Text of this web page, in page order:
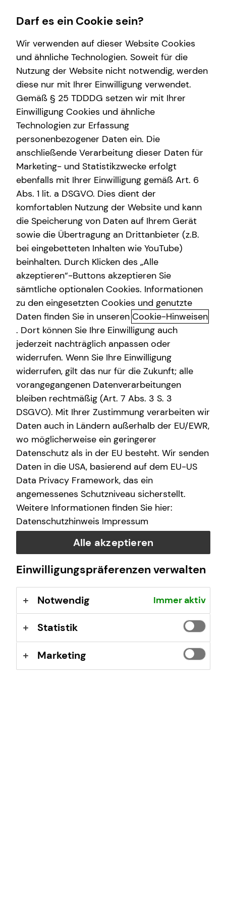
Wissenswertes
Über tecis
Podcast
teamzukunft
Finanzberatung
Videoberatung
Spezialisten-Netzwerk
Private Krankenvorsorge
Immobilienfinanzierung
Betriebliche Altersvorsorge
Investment
Kapitalanlage Immobilien
Altersvorsorge
Gewerbliche Versicherungen
Arbeitskraftabsicherung
Kindervorsorge
Sach- und Vermögenssicherung
Expat
Service
Kundenportal
Schadenabwicklung
Schnelle und einfache Hilfe im
Schadensfall
Schließlich ist etwas passiert. Und als nächstes kommt
der „Nerv“ mit der Versicherung. Doch mit unserem neuen
und erfahrenen Schadensmanagement läuft es jetzt
anders.
Einen digitalen Service, der dir täglich rund um die
Uhr zur Verfügung steht
Eine schnelle und unkomplizierte Hilfe.
Unsere zuverlässige Unterstützung – von der
Schadensaufnahme bis zum Schadensabschluss.
Und das alles nur noch über eine Nummer und eine
Adresse: Wir kümmern uns um alles Weitere. Damit wird
die Schadensabwicklung für dich so einfach wie noch nie.
Im Schadensfall rund um die Uhr für dich da:
*kostenpflichtig je nach Telefonanbieter
Darf es ein Cookie sein?
Wir verwenden auf dieser Website Cookies
und ähnliche Technologien. Soweit für die
Nutzung der Website nicht notwendig, werden
diese nur mit Ihrer Einwilligung verwendet.
Gemäß § 25 TDDDG setzen wir mit Ihrer
Einwilligung Cookies und ähnliche
Technologien zur Erfassung
personenbezogener Daten ein. Die
anschließende Verarbeitung dieser Daten für
Marketing- und Statistikzwecke erfolgt
ebenfalls mit Ihrer Einwilligung gemäß Art. 6
Abs. 1 lit. a DSGVO. Dies dient der
komfortablen Nutzung der Website und kann
die Speicherung von Daten auf Ihrem Gerät
sowie die Übertragung an Drittanbieter (z.B.
bei eingebetteten Inhalten wie YouTube)
beinhalten. Durch Klicken des „Alle
akzeptieren“-Buttons akzeptieren Sie
sämtliche optionalen Cookies. Informationen
zu den eingesetzten Cookies und genutzte
Daten finden Sie in unseren Cookie-Hinweisen
. Dort können Sie Ihre Einwilligung auch
jederzeit nachträglich anpassen oder
widerrufen. Wenn Sie Ihre Einwilligung
widerrufen, gilt das nur für die Zukunft; alle
vorangegangenen Datenverarbeitungen
bleiben rechtmäßig (Art. 7 Abs. 3 S. 3
DSGVO). Mit Ihrer Zustimmung verarbeiten wir
Daten auch in Ländern außerhalb der EU/EWR,
wo möglicherweise ein geringerer
Datenschutz als in der EU besteht. Wir senden
Daten in die USA, basierend auf dem EU-US
Data Privacy Framework, das ein
angemessenes Schutzniveau sicherstellt.
Weitere Informationen finden Sie hier:
Datenschutzhinweis Impressum
Alle akzeptieren
Einwilligungspräferenzen verwalten
Notwendig Immer aktiv
Statistik
Marketing